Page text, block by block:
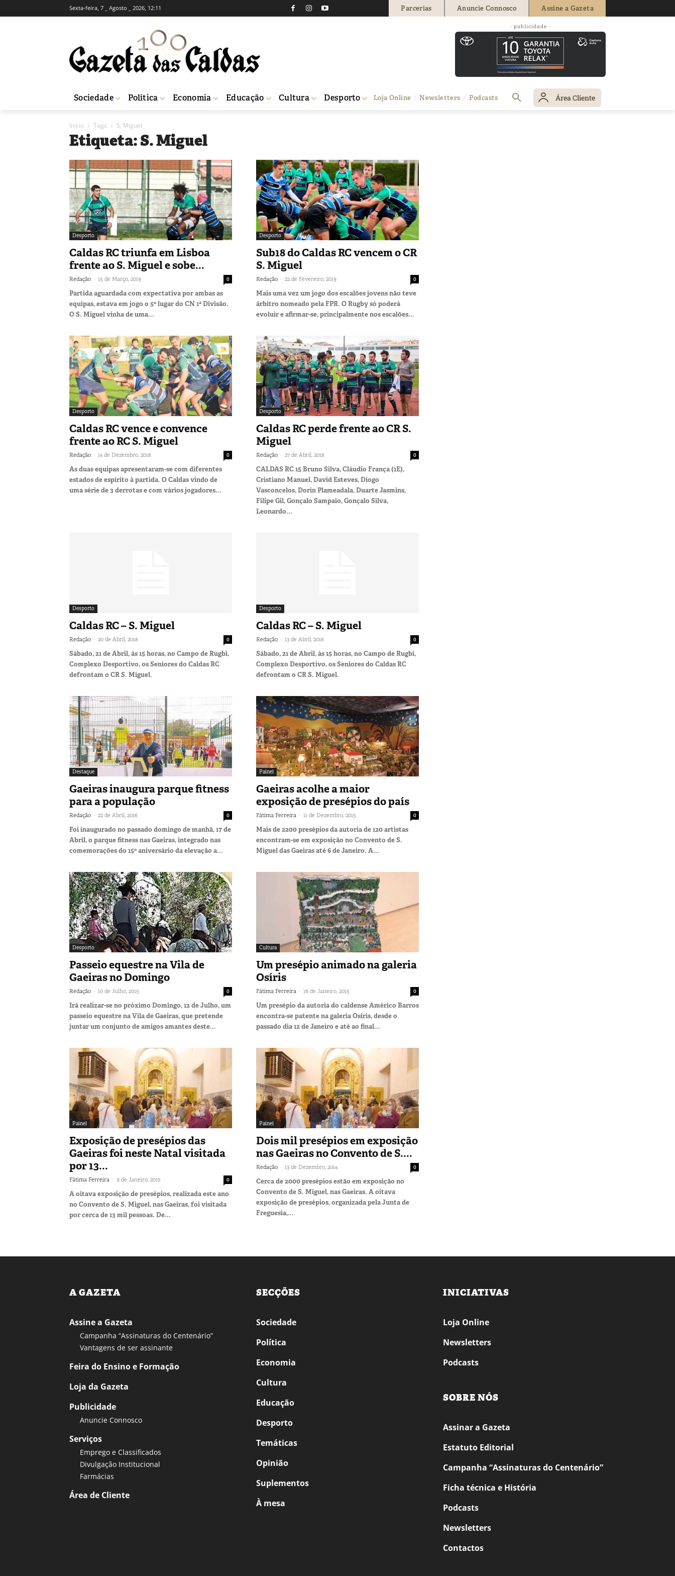
Sexta-feira, 7 _ Agosto _ 2026, 12:11 Parcerias Anuncie Connosco Assine a Gazeta
- publicidade -
Sociedade Política Economia Educação Cultura Desporto Loja Online Newsletters Podcasts Área Cliente
Início Tags S. Miguel
Etiqueta: S. Miguel
Desporto
Caldas RC triunfa em Lisboa
frente ao S. Miguel e sobe...
Redação - 15 de Março, 2019 0
Partida aguardada com expectativa por ambas as
equipas, estava em jogo o 5º lugar do CN 1ª Divisão.
O S. Miguel vinha de uma...
Desporto
Sub18 do Caldas RC vencem o CR
S. Miguel
Redação - 22 de Fevereiro, 2019 0
Mais uma vez um jogo dos escalões jovens não teve
árbitro nomeado pela FPR. O Rugby só poderá
evoluir e afirmar-se, principalmente nos escalões...
Desporto
Caldas RC vence e convence
frente ao RC S. Miguel
Redação - 14 de Dezembro, 2018 0
As duas equipas apresentaram-se com diferentes
estados de espírito à partida. O Caldas vindo de
uma série de 3 derrotas e com vários jogadores...
Desporto
Caldas RC perde frente ao CR S.
Miguel
Redação - 27 de Abril, 2018 0
CALDAS RC 15 Bruno Silva, Cláudio França (1E),
Cristiano Manuel, David Esteves, Diogo
Vasconcelos, Dorin Plameadala, Duarte Jasmins,
Filipe Gil, Gonçalo Sampaio, Gonçalo Silva,
Leonardo...
Desporto
Caldas RC – S. Miguel
Redação - 20 de Abril, 2018 0
Sábado, 21 de Abril, às 15 horas, no Campo de Rugbi,
Complexo Desportivo, os Seniores do Caldas RC
defrontam o CR S. Miguel.
Desporto
Caldas RC – S. Miguel
Redação - 13 de Abril, 2018 0
Sábado, 21 de Abril, às 15 horas, no Campo de Rugbi,
Complexo Desportivo, os Seniores do Caldas RC
defrontam o CR S. Miguel.
Destaque
Gaeiras inaugura parque fitness
para a população
Redação - 22 de Abril, 2016 0
Foi inaugurado no passado domingo de manhã, 17 de
Abril, o parque fitness nas Gaeiras, integrado nas
comemorações do 15º aniversário da elevação a...
Painel
Gaeiras acolhe a maior
exposição de presépios do país
Fátima Ferreira - 11 de Dezembro, 2015 0
Mais de 2200 presépios da autoria de 120 artistas
encontram-se em exposição no Convento de S.
Miguel das Gaeiras até 6 de Janeiro. A...
Desporto
Passeio equestre na Vila de
Gaeiras no Domingo
Redação - 10 de Julho, 2015 0
Irá realizar-se no próximo Domingo, 12 de Julho, um
passeio equestre na Vila de Gaeiras, que pretende
juntar um conjunto de amigos amantes deste...
Cultura
Um presépio animado na galeria
Osíris
Fátima Ferreira - 16 de Janeiro, 2015 0
Um presépio da autoria do caldense Américo Barros
encontra-se patente na galeria Osíris, desde o
passado dia 12 de Janeiro e até ao final...
Painel
Exposição de presépios das
Gaeiras foi neste Natal visitada
por 13...
Fátima Ferreira - 9 de Janeiro, 2015 0
A oitava exposição de presépios, realizada este ano
no Convento de S. Miguel, nas Gaeiras, foi visitada
por cerca de 13 mil pessoas. De...
Painel
Dois mil presépios em exposição
nas Gaeiras no Convento de S....
Redação - 13 de Dezembro, 2014 0
Cerca de 2000 presépios estão em exposição no
Convento de S. Miguel, nas Gaeiras. A oitava
exposição de presépios, organizada pela Junta de
Freguesia,...
A GAZETA
Assine a Gazeta
Campanha “Assinaturas do Centenário”
Vantagens de ser assinante
Feira do Ensino e Formação
Loja da Gazeta
Publicidade
Anuncie Connosco
Serviços
Emprego e Classificados
Divulgação Institucional
Farmácias
Área de Cliente
SECÇÕES
Sociedade
Política
Economia
Cultura
Educação
Desporto
Temáticas
Opinião
Suplementos
À mesa
INICIATIVAS
Loja Online
Newsletters
Podcasts
SOBRE NÓS
Assinar a Gazeta
Estatuto Editorial
Campanha “Assinaturas do Centenário”
Ficha técnica e História
Podcasts
Newsletters
Contactos